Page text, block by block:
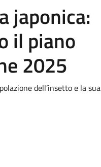
japonica:
il piano
2025
dell’insetto e la sua